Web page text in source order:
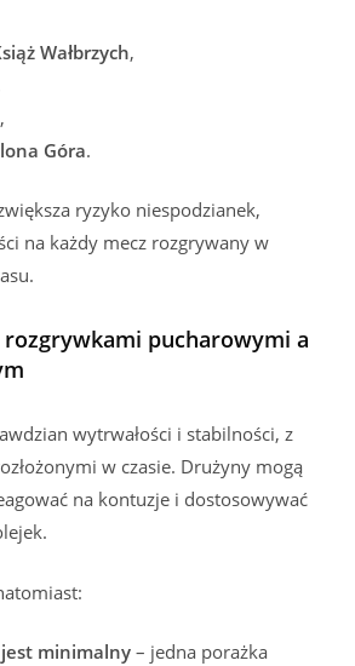
Wałbrzych,
,
Góra.
ryzyko niespodzianek,
na każdy mecz rozgrywany w
rozgrywkami pucharowymi a
wytrwałości i stabilności, z
w czasie. Drużyny mogą
na kontuzje i dostosowywać
jest minimalny – jedna porażka